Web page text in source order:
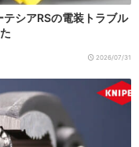
シアRSの電装トラブル
2026/07/31